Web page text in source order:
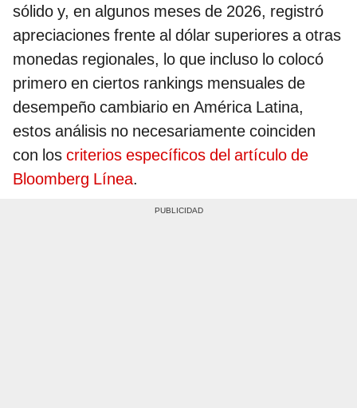
sólido y, en algunos meses de 2026, registró
apreciaciones frente al dólar superiores a otras
monedas regionales, lo que incluso lo colocó
primero en ciertos rankings mensuales de
desempeño cambiario en América Latina,
estos análisis no necesariamente coinciden
con los criterios específicos del artículo de
Bloomberg Línea.